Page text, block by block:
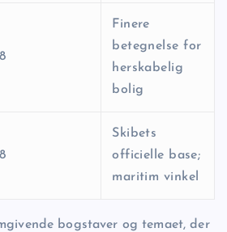
8
Finere
betegnelse for
herskabelig
bolig
8
Skibets
officielle base;
maritim vinkel
bogstaver og temaet, der